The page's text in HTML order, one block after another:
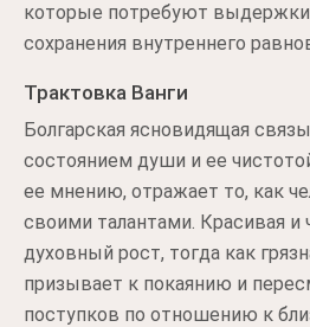
которые потребуют выдержки
сохранения внутреннего
Трактовка Ванги
Болгарская ясновидящая
состоянием души и ее
ее мнению, отражает то, как
своими талантами. Красивая и
духовный рост, тогда как
призывает к покаянию и
поступков по отношению к